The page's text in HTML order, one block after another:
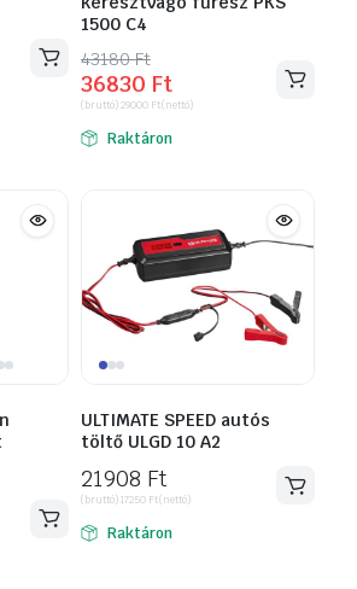
1500 C4
43180Ft
Original
price
was:
43180 Ft.
36830 Ft
Current
price
is:
36830 Ft.
(bruttó)29000 Ft(nettó)
Raktáron
ULTIMATE SPEED autós
töltő ULGD 10 A2
21908 Ft
(bruttó)17250 Ft(nettó)
Raktáron